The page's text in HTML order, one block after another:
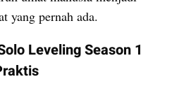
yang pernah ada.
Leveling Season 1